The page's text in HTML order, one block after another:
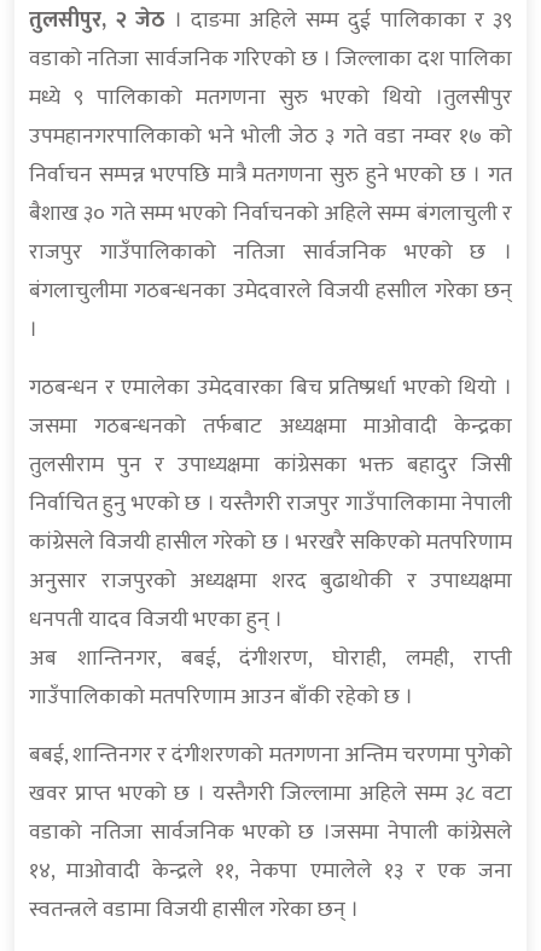
तुलसीपुर, २ जेठ । दाङमा अहिले सम्म दुई पालिकाका र ३९
वडाको नतिजा सार्वजनिक गरिएको छ । जिल्लाका दश पालिका
मध्ये ९ पालिकाको मतगणना सुरु भएको थियो ।तुलसीपुर
उपमहानगरपालिकाको भने भोली जेठ ३ गते वडा नम्वर १७ को
निर्वाचन सम्पन्न भएपछि मात्रै मतगणना सुरु हुने भएको छ । गत
बैशाख ३० गते सम्म भएको निर्वाचनको अहिले सम्म बंगलाचुली र
राजपुर गाउँपालिकाको नतिजा सार्वजनिक भएको छ ।
बंगलाचुलीमा गठबन्धनका उमेदवारले विजयी हसाील गरेका छन्
।
गठबन्धन र एमालेका उमेदवारका बिच प्रतिष्प्रर्धा भएको थियो ।
जसमा गठबन्धनको तर्फबाट अध्यक्षमा माओवादी केन्द्रका
तुलसीराम पुन र उपाध्यक्षमा कांग्रेसका भक्त बहादुर जिसी
निर्वाचित हुनु भएको छ । यस्तैगरी राजपुर गाउँपालिकामा नेपाली
कांग्रेसले विजयी हासील गरेको छ । भरखरै सकिएको मतपरिणाम
अनुसार राजपुरको अध्यक्षमा शरद बुढाथोकी र उपाध्यक्षमा
धनपती यादव विजयी भएका हुन् ।
अब शान्तिनगर, बबई, दंगीशरण, घोराही, लमही, राप्ती
गाउँपालिकाको मतपरिणाम आउन बाँकी रहेको छ ।
बबई, शान्तिनगर र दंगीशरणको मतगणना अन्तिम चरणमा पुगेको
खवर प्राप्त भएको छ । यस्तैगरी जिल्लामा अहिले सम्म ३८ वटा
वडाको नतिजा सार्वजनिक भएको छ ।जसमा नेपाली कांग्रेसले
१४, माओवादी केन्द्रले ११, नेकपा एमालेले १३ र एक जना
स्वतन्त्रले वडामा विजयी हासील गरेका छन् ।